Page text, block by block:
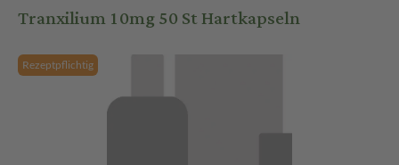
Tranxilium 10mg 50 St Hartkapseln
Rezeptpflichtig